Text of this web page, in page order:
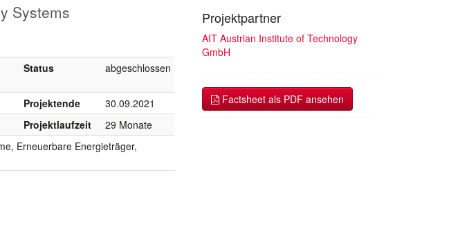
Systems
Status abgeschlossen
Projektende
30.09.2021
Projektlaufzeit
29 Monate
Erneuerbare Energieträger,
Projektpartner
AIT Austrian Institute of Technology
GmbH
Factsheet als PDF ansehen